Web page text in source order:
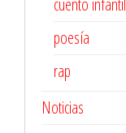
cuento infantil
poesía
rap
Noticias